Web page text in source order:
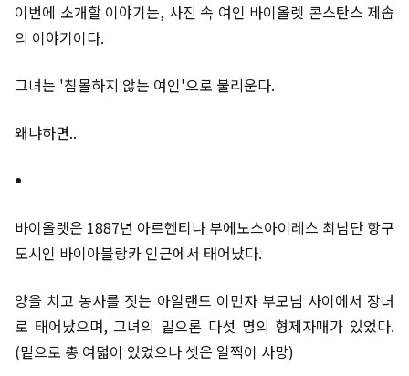
이번에 소개할 이야기는, 사진 속 여인 바이올렛 콘스탄스 제솝
의 이야기이다.
그녀는 '침몰하지 않는 여인'으로 불리운다.
왜냐하면..
바이올렛은 1887년 아르헨티나 부에노스아이레스 최남단 항구
도시인 바이아블랑카 인근에서 태어났다.
양을 치고 농사를 짓는 아일랜드 이민자 부모님 사이에서 장녀
로 태어났으며, 그녀의 밑으론 다섯 명의 형제자매가 있었다.
(밑으로 총 여덟이 있었으나 셋은 일찍이 사망)